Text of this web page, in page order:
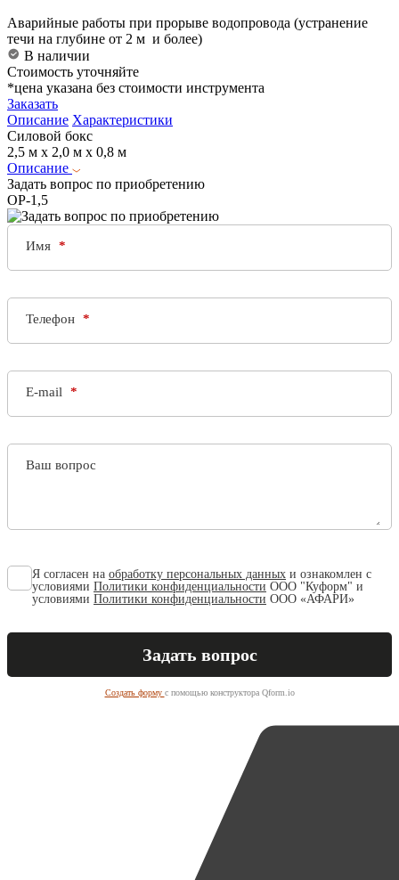
Аварийные работы при прорыве водопровода (устранение
течи на глубине от 2 м и более)
В наличии
Стоимость уточняйте
*цена указана без стоимости инструмента
Заказать
Описание Характеристики
Силовой бокс
2,5 м x 2,0 м x 0,8 м
Описание
Задать вопрос по приобретению
ОР-1,5
Имя
Телефон
E-mail
Ваш вопрос
Я согласен на обработку персональных данных и ознакомлен с
условиями Политики конфиденциальности ООО "Куформ" и
условиями Политики конфиденциальности ООО «АФАРИ»
Создать форму с помощью конструктора Qform.io